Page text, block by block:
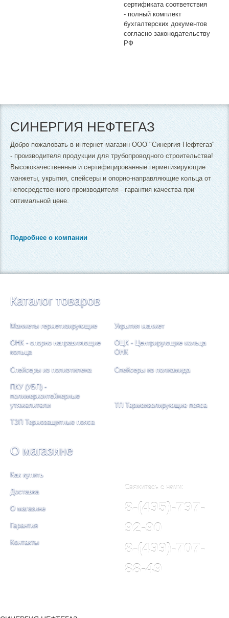
сертификата соответствия
- полный комплект
бухгалтерских документов
согласно законодательству
РФ
СИНЕРГИЯ НЕФТЕГАЗ
Добро пожаловать в интернет-магазин ООО "Синергия Нефтегаз"
- производителя продукции для трубопроводного строительства!
Высококачественные и сертифицированные герметизирующие
манжеты, укрытия, спейсеры и опорно-направляющие кольца от
непосредственного производителя - гарантия качества при
оптимальной цене.
Подробнее о компании
Каталог товаров
Манжеты герметизирующие Укрытия манжет
ОНК - опорно направляющие
кольца
ОЦК - Центрирующие кольца
ОНК
Спейсеры из полиэтилена Спейсеры из полиамида
ПКУ (УБП) -
полимерконтейнерные
утяжелители
ТП Термоизолирующие пояса
ТЗП Термозащитные пояса
О магазине
Как купить
Доставка
О магазине
Гарантия
Контакты
Свяжитесь с нами:
8-(495)-797-
92-90
8-(499)-707-
88-49